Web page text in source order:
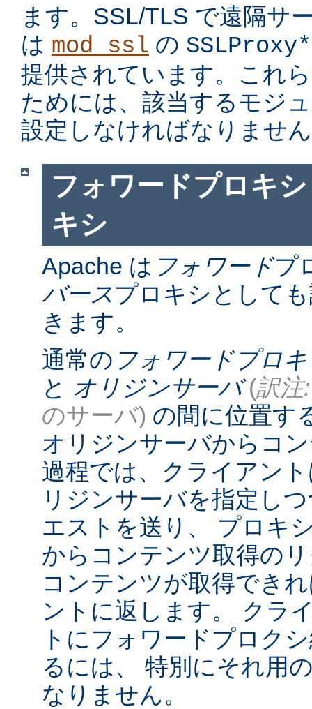
ます。SSL/TLS で遠隔サ
は mod_ssl の SSLProxy*
提供されています。これ
ためには、該当するモジ
設定しなければなりませ
フォワードプロキ
キシ
Apache は フォワードプ
バースプロキシとして
きます。
通常の フォワードプロ
と オリジンサーバ (訳注:
のサーバ) の間に位置す
オリジンサーバからコ
過程では、クライアン
リジンサーバを指定し
エストを送り、 プロキ
からコンテンツ取得の
コンテンツが取得でき
ントに返します。 クラ
トにフォワードプロク
るには、 特別にそれ用
なりません。